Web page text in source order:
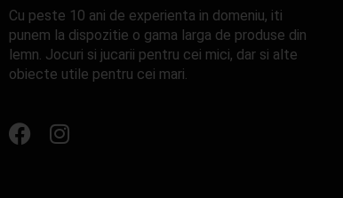
Cu peste 10 ani de experienta in domeniu, iti
punem la dispozitie o gama larga de produse din
lemn. Jocuri si jucarii pentru cei mici, dar si alte
obiecte utile pentru cei mari.